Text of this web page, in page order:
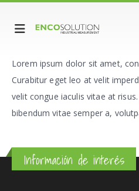
Lorem ipsum dolor sit amet,
Curabitur eget leo at velit
velit congue iaculis vitae at
bibendum vitae semper a,
Información de interés